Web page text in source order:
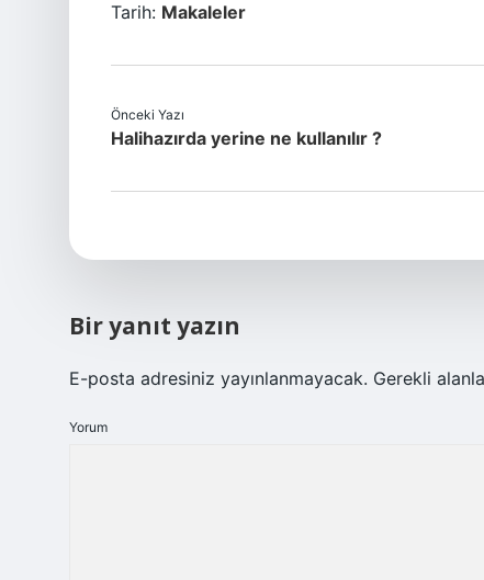
Tarih: Makaleler
Önceki Yazı
Halihazırda yerine ne kullanılır ?
Bir yanıt yazın
E-posta adresiniz yayınlanmayacak. Gerekli
Yorum